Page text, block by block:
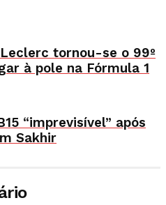
tornou-se o 99º
à pole na Fórmula 1
“imprevisível” após
Sakhir